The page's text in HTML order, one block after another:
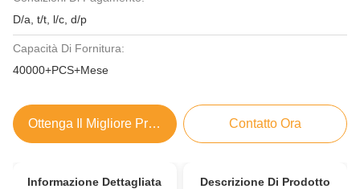
D/a, t/t, l/c, d/p
Capacità Di Fornitura:
40000+PCS+Mese
Ottenga Il Migliore Prezzo Contatto Ora
Informazione Dettagliata Descrizione Di Prodotto